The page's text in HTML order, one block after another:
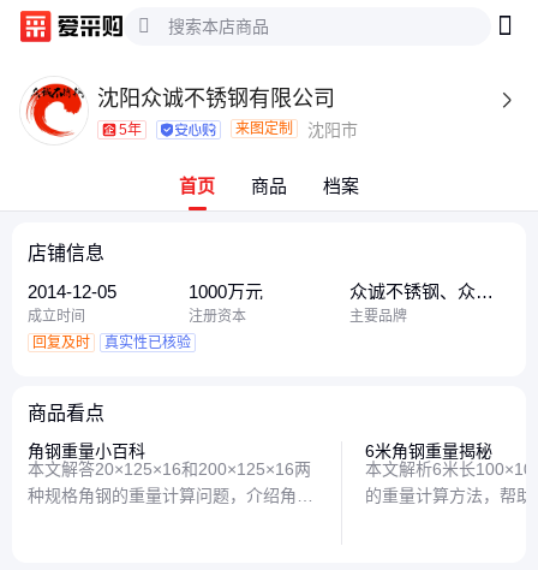
沈阳众诚不锈钢有限公司 
5年 来图定制 沈阳市
首页 商品 档案
店铺信息
2014-12-05
成立时间
1000万元
注册资本
众诚不锈钢、众
诚、顺通管道、太
钢 青山 宝钢 德龙
主要品牌
回复及时
真实性已核验
商品看点
角钢重量小百科
本文解答20×125×16和200×125×16两
种规格角钢的重量计算问题，介绍角钢
6米角钢重量揭秘
本文解析6米长
的重量计算方法，帮